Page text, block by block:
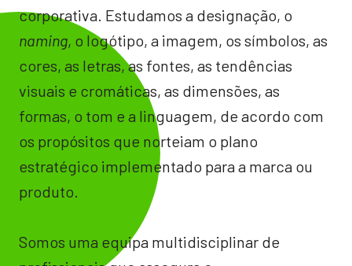
corporativa. Estudamos a designação, o
naming, o logótipo, a imagem, os símbolos, as
cores, as letras, as fontes, as tendências
visuais e cromáticas, as dimensões, as
formas, o tom e a linguagem, de acordo com
os propósitos que norteiam o plano
estratégico implementado para a marca ou
produto.
Somos uma equipa multidisciplinar de